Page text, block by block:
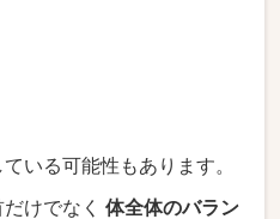
いる可能性もあります。
だけでなく体全体のバラン